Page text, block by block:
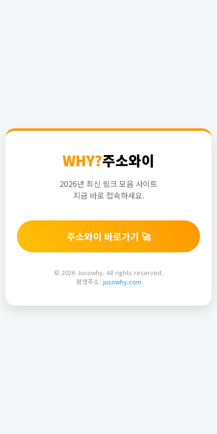
WHY?주소와이
2026년 최신 링크 모음 사이트
지금 바로 접속하세요.
주소와이 바로가기 🚀
© 2026 Jusowhy. All rights reserved.
평생주소: jusowhy.com